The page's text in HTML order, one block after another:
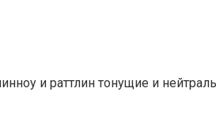
и раттлин тонущие и